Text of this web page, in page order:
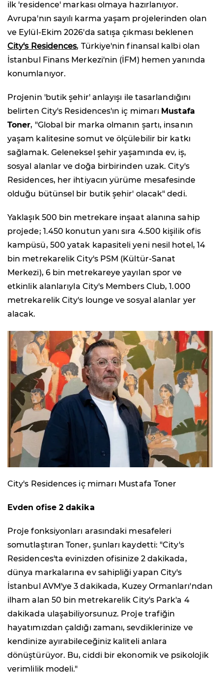
ilk 'residence' markası olmaya hazırlanıyor.
Avrupa'nın sayılı karma yaşam projelerinden olan
ve Eylül-Ekim 2026'da satışa çıkması beklenen
City's Residences, Türkiye'nin finansal kalbi olan
İstanbul Finans Merkezi'nin (İFM) hemen yanında
konumlanıyor.
Projenin 'butik şehir' anlayışı ile tasarlandığını
belirten City's Residences'ın iç mimarı Mustafa
Toner, "Global bir marka olmanın şartı, insanın
yaşam kalitesine somut ve ölçülebilir bir katkı
sağlamak. Geleneksel şehir yaşamında ev, iş,
sosyal alanlar ve doğa birbirinden uzak. City's
Residences, her ihtiyacın yürüme mesafesinde
olduğu bütünsel bir butik şehir' olacak" dedi.
Yaklaşık 500 bin metrekare inşaat alanına sahip
projede; 1.450 konutun yanı sıra 4.500 kişilik ofis
kampüsü, 500 yatak kapasiteli yeni nesil hotel, 14
bin metrekarelik City's PSM (Kültür-Sanat
Merkezi), 6 bin metrekareye yayılan spor ve
etkinlik alanlarıyla City's Members Club, 1.000
metrekarelik City's lounge ve sosyal alanlar yer
alacak.
City's Residences iç mimarı Mustafa Toner
Evden ofise 2 dakika
Proje fonksiyonları arasındaki mesafeleri
somutlaştıran Toner, şunları kaydetti: "City's
Residences'ta evinizden ofisinize 2 dakikada,
dünya markalarına ev sahipliği yapan City's
İstanbul AVM'ye 3 dakikada, Kuzey Ormanları'ndan
ilham alan 50 bin metrekarelik City's Park'a 4
dakikada ulaşabiliyorsunuz. Proje trafiğin
hayatımızdan çaldığı zamanı, sevdiklerinize ve
kendinize ayırabileceğiniz kaliteli anlara
dönüştürüyor. Bu, ciddi bir ekonomik ve psikolojik
verimlilik modeli."